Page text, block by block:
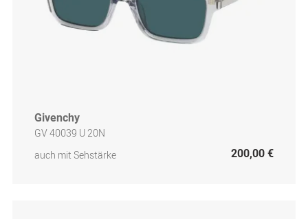
Givenchy
GV 40039 U 20N
auch mit Sehstärke
200,00 €